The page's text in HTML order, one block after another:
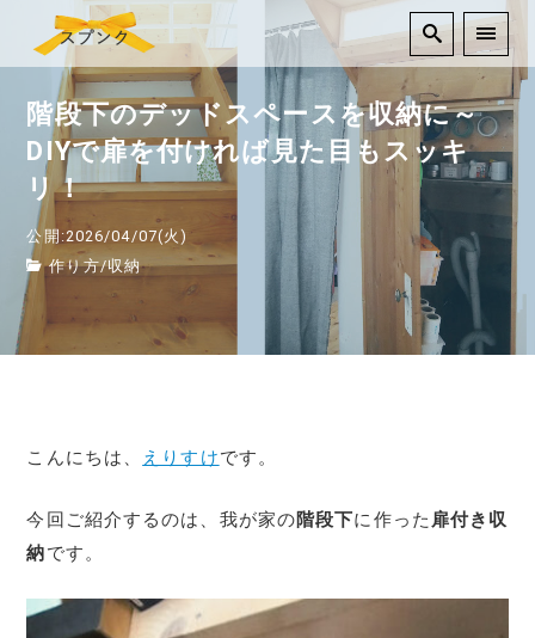
階段下のデッドスペースを収納に～
DIYで扉を付ければ見た目もスッキ
リ！
公開:2026/04/07(火)
作り方/収納
こんにちは、 えりすけです。
今回ご紹介するのは、我が家の階段下に作った 扉付き収
納です。